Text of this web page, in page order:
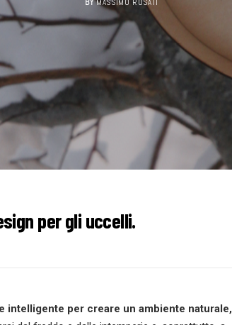
per gli uccelli.
intelligente per creare un ambiente naturale,